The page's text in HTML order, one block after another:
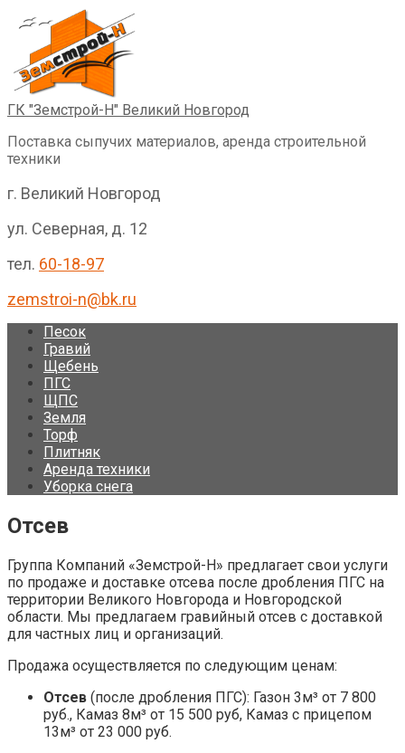
Перейти
контенту
ГК "Земстрой-Н" Великий Новгород
Поставка сыпучих материалов, аренда строительной
техники
г. Великий Новгород
ул. Северная, д. 12
тел. 60-18-97
zemstroi-n@bk.ru
Песок
Гравий
Щебень
ПГС
ЩПС
Земля
Торф
Плитняк
Аренда техники
Уборка снега
Отсев
Группа Компаний «Земстрой-Н» предлагает свои услуги
по продаже и доставке отсева после дробления ПГС на
территории Великого Новгорода и Новгородской
области. Мы предлагаем гравийный отсев с доставкой
для частных лиц и организаций.
Продажа осуществляется по следующим ценам:
Отсев (после дробления ПГС): Газон 3м³ от 7 800
руб., Камаз 8м³ от 15 500 руб, Камаз с прицепом
13м³ от 23 000 руб.